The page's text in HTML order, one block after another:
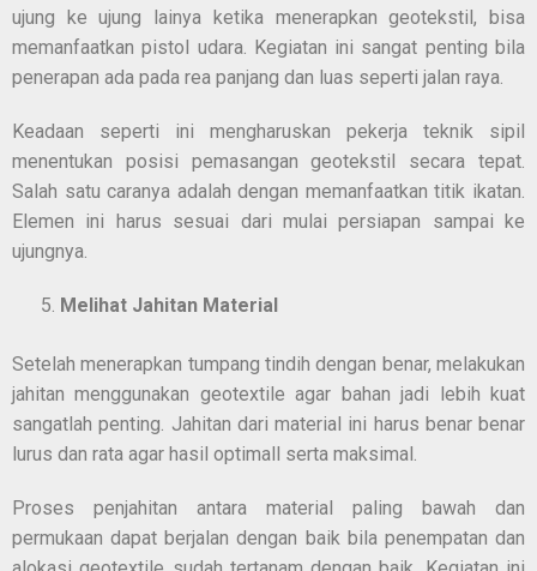
ujung ke ujung lainya ketika menerapkan geotekstil, bisa
memanfaatkan pistol udara. Kegiatan ini sangat penting bila
penerapan ada pada rea panjang dan luas seperti jalan raya.
Keadaan seperti ini mengharuskan pekerja teknik sipil
menentukan posisi pemasangan geotekstil secara tepat.
Salah satu caranya adalah dengan memanfaatkan titik ikatan.
Elemen ini harus sesuai dari mulai persiapan sampai ke
ujungnya.
Melihat Jahitan Material
Setelah menerapkan tumpang tindih dengan benar, melakukan
jahitan menggunakan geotextile agar bahan jadi lebih kuat
sangatlah penting. Jahitan dari material ini harus benar benar
lurus dan rata agar hasil optimall serta maksimal.
Proses penjahitan antara material paling bawah dan
permukaan dapat berjalan dengan baik bila penempatan dan